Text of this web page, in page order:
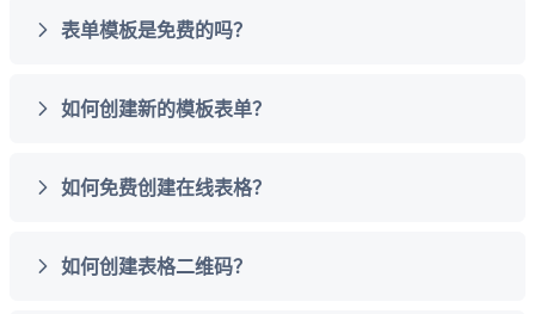
表单模板是免费的吗？
如何创建新的模板表单？
如何免费创建在线表格？
如何创建表格二维码？